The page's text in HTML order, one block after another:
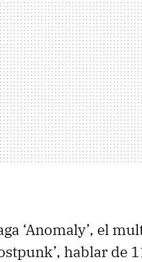
‘Anomaly’, el
hablar de